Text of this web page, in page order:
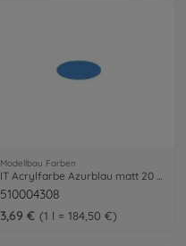
Modellbau Farben
IT Acrylfarbe Azurblau matt 20 ml
510004308
3,69 €
1 l = 184,50 €